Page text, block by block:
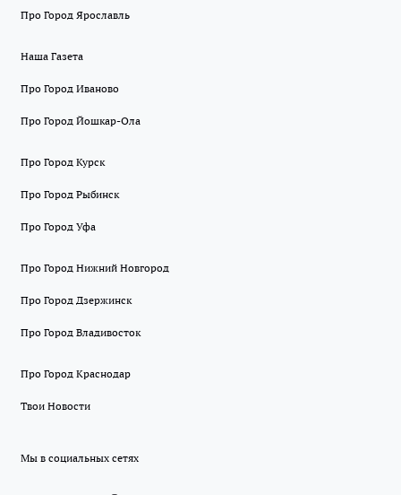
Про Город Ярославль
Наша Газета
Про Город Иваново
Про Город Йошкар-Ола
Про Город Курск
Про Город Рыбинск
Про Город Уфа
Про Город Нижний Новгород
Про Город Дзержинск
Про Город Владивосток
Про Город Краснодар
Твои Новости
Мы в социальных сетях